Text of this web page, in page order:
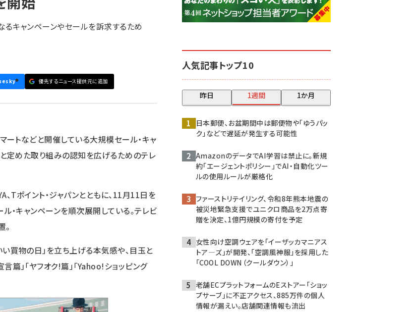
base (1085)
るキャンペーンやセールを訴求するため
優先するニュース提供元に追加
ートなどと開催している大規模セール・キャ
定めた取り組みの認知を広げるためのテレ
、Tポイント・ジャパンとともに、11月11日を
・キャンペーンを順次展開している。テレビ
買物の日」を立ち上げる本気感や、目玉と
篇」「ヤフオク!篇」「Yahoo!ショッピング
人気記事トップ10
昨日 1週間 1か月
日本郵便、お盆期間中は郵便物や「ゆうパッ
ク」などで遅延が発生する可能性
AmazonのデータでAI学習は禁止に。新規
約「エージェントポリシー」でAI・自動化ツー
ルの使用ルールが厳格化
ファーストリテイリング、令和8年熊本地震の
被災地緊急支援でユニクロ商品を2万点寄
贈を決定、1億円規模の寄付を予定
女性向け空調ウェアを「イーザッカマニアス
トア―ズ」が開発、「空調風神服」を採用した
「COOL DOWN（クールダウン）」
老舗ECプラットフォームのEストアー「ショッ
プサーブ」に不正アクセス、885万件の個人
情報が漏えい。店舗関連情報も流出